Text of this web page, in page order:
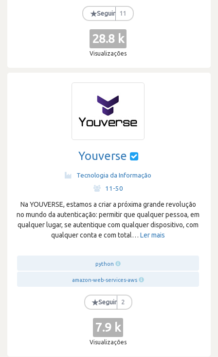
★Seguir 11
28.8 k
Visualizações
Youverse
Tecnologia da Informação
11-50
Na YOUVERSE, estamos a criar a próxima grande revolução
no mundo da autenticação: permitir que qualquer pessoa, em
qualquer lugar, se autentique com qualquer dispositivo, com
qualquer conta e com total… Ler mais
python
amazon-web-services-aws
★Seguir 2
7.9 k
Visualizações